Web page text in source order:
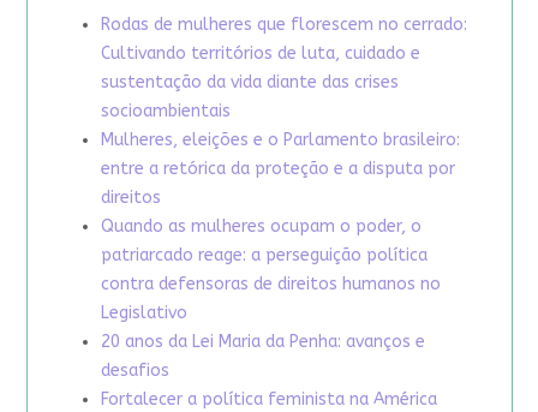
Rodas de mulheres que florescem no cerrado:
Cultivando territórios de luta, cuidado e
sustentação da vida diante das crises
socioambientais
Mulheres, eleições e o Parlamento brasileiro:
entre a retórica da proteção e a disputa por
direitos
Quando as mulheres ocupam o poder, o
patriarcado reage: a perseguição política
contra defensoras de direitos humanos no
Legislativo
20 anos da Lei Maria da Penha: avanços e
desafios
Fortalecer a política feminista na América